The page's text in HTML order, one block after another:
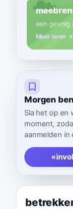
een gevolg
Meer leren →
Morgen
Sla het op en
moment,
aanmelden in